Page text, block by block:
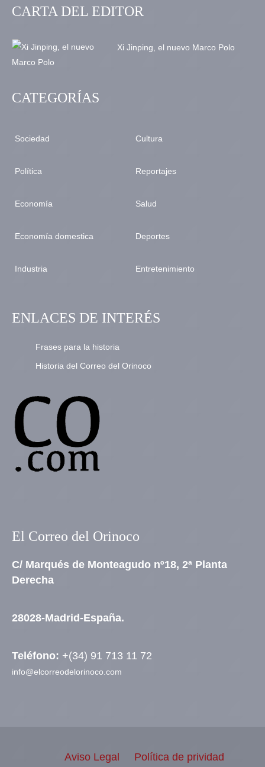
CARTA DEL EDITOR
Xi Jinping, el nuevo Marco Polo
CATEGORÍAS
Sociedad
Política
Economía
Economía domestica
Industria
Cultura
Reportajes
Salud
Deportes
Entretenimiento
ENLACES DE INTERÉS
Frases para la historia
Historia del Correo del Orinoco
El Correo del Orinoco
C/ Marqués de Monteagudo nº18, 2ª Planta
Derecha
28028-Madrid-España.
Teléfono: +(34) 91 713 11 72
info@elcorreodelorinoco.com
Aviso Legal
Política de prividad